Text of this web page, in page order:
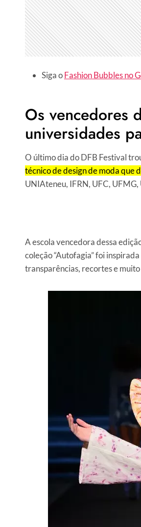
Siga oFashion Bubbles no
Os vencedores
universidades
O último dia do DFB Festival
técnico de design de moda que
UNIAteneu, IFRN, UFC,
A escola vencedora dessa
coleção “Autofagia” foi
transparências, recortes e